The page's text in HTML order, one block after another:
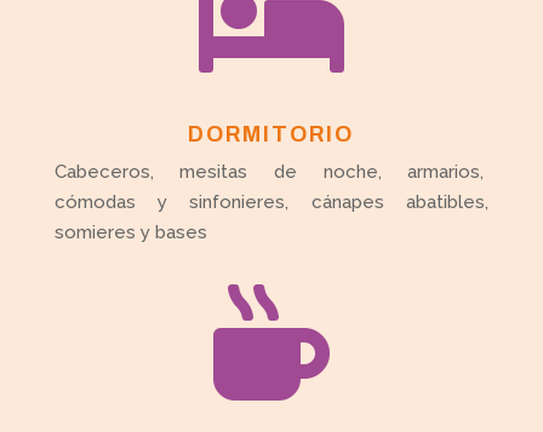

DORMITORIO
Cabeceros, mesitas de noche, armarios,
cómodas y sinfonieres, cánapes abatibles,
somieres y bases
